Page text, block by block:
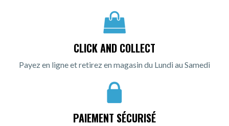
CLICK AND COLLECT
Payez en ligne et retirez en magasin du Lundi au Samedi
PAIEMENT SÉCURISÉ